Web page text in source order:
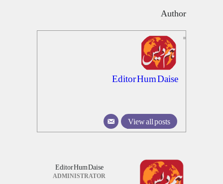
Author
Editor Hum Daise
View all posts
Editor Hum Daise
ADMINISTRATOR